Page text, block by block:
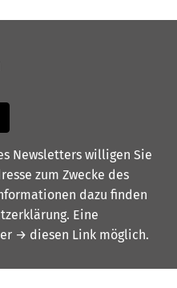
Newsletters willigen Sie
zum Zwecke des
dazu finden
. Eine
→ diesen Link möglich.